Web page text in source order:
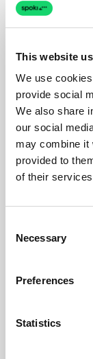
This website
We use
provide social
We also share
our social
may combine it
provided to
of their
Selection
Necessary
Preferences
Statistics